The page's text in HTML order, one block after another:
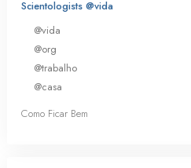
Scientologists @vida
@vida
@org
@trabalho
@casa
Como Ficar Bem